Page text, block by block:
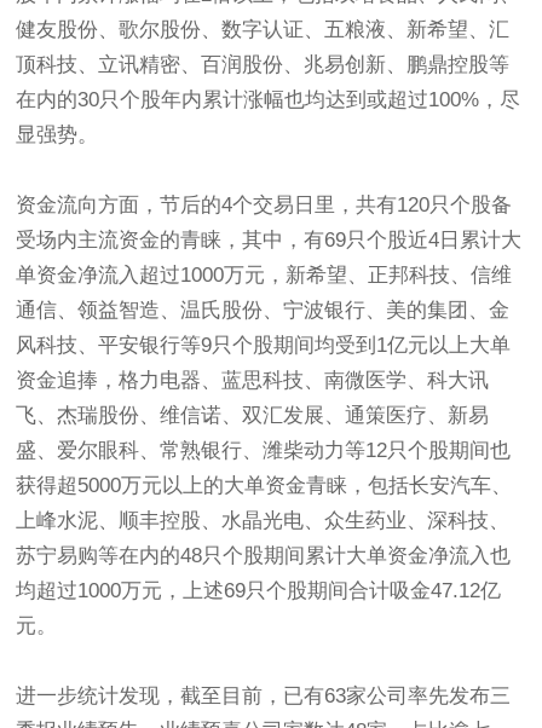
健友股份、歌尔股份、数字认证、五粮液、新希望、汇
顶科技、立讯精密、百润股份、兆易创新、鹏鼎控股等
在内的30只个股年内累计涨幅也均达到或超过100%，尽
显强势。
资金流向方面，节后的4个交易日里，共有120只个股备
受场内主流资金的青睐，其中，有69只个股近4日累计大
单资金净流入超过1000万元，新希望、正邦科技、信维
通信、领益智造、温氏股份、宁波银行、美的集团、金
风科技、平安银行等9只个股期间均受到1亿元以上大单
资金追捧，格力电器、蓝思科技、南微医学、科大讯
飞、杰瑞股份、维信诺、双汇发展、通策医疗、新易
盛、爱尔眼科、常熟银行、潍柴动力等12只个股期间也
获得超5000万元以上的大单资金青睐，包括长安汽车、
上峰水泥、顺丰控股、水晶光电、众生药业、深科技、
苏宁易购等在内的48只个股期间累计大单资金净流入也
均超过1000万元，上述69只个股期间合计吸金47.12亿
元。
进一步统计发现，截至目前，已有63家公司率先发布三